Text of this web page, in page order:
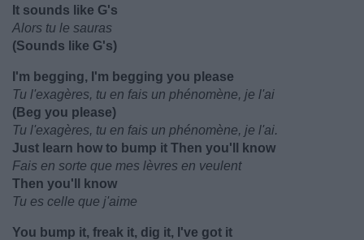
It sounds like G's
Alors tu le sauras
(Sounds like G's)
I'm begging, I'm begging you please
Tu l'exagères, tu en fais un phénomène, je l'ai
(Beg you please)
Tu l'exagères, tu en fais un phénomène, je l'ai.
Just learn how to bump it Then you'll know
Fais en sorte que mes lèvres en veulent
Then you'll know
Tu es celle que j'aime
You bump it, freak it, dig it, I've got it